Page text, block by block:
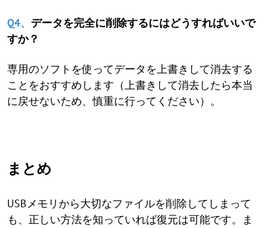
Q4、 データを完全に削除するにはどうすればいいで
すか？
専用のソフトを使ってデータを上書きして消去する
ことをおすすめします（上書きして消去したら本当
に戻せないため、慎重に行ってください）。
まとめ
USBメモリから大切なファイルを削除してしまって
も、正しい方法を知っていれば復元は可能です。ま